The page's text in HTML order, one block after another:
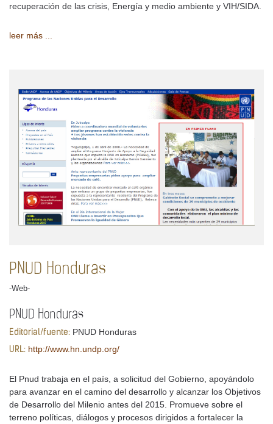
recuperación de las crisis, Energía y medio ambiente y VIH/SIDA.
leer más ...
PNUD Honduras
-Web-
PNUD Honduras
Editorial/fuente: PNUD Honduras
URL: http://www.hn.undp.org/
El Pnud trabaja en el país, a solicitud del Gobierno, apoyándolo
para avanzar en el camino del desarrollo y alcanzar los Objetivos
de Desarrollo del Milenio antes del 2015. Promueve sobre el
terreno políticas, diálogos y procesos dirigidos a fortalecer la